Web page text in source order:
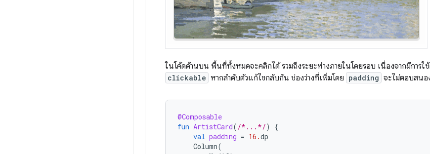
ในโค้ดด้านบน พื้นที่ทั้งหมดจะคลิกได้ รวมถึงระยะห่างภายในโดยรอบ เนื่องจากมีการใ
clickable หากลำดับตัวแก้ไขกลับกัน ช่องว่างที่เพิ่มโดย padding จะไม่ตอบสนอ
@Composable
fun ArtistCard( /*...*/)
{
val padding = 16.dp
Column(